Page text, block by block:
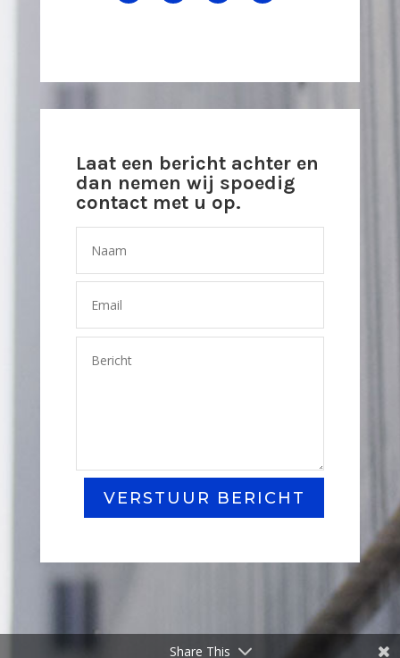
Laat een bericht achter en
dan nemen wij spoedig
contact met u op.
VERSTUUR BERICHT
Share This